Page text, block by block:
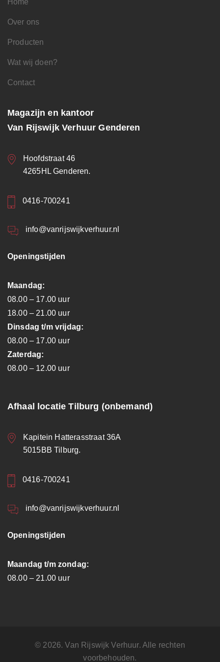
Over ons
Producten
Wat wij doen?
Contact
Magazijn en kantoor
Van Rijswijk Verhuur Genderen
Hoofdstraat 46
4265HL Genderen.
0416-700241
info@vanrijswijkverhuur.nl
Openingstijden
Maandag:
08.00 – 17.00 uur
18.00 – 21.00 uur
Dinsdag t/m vrijdag:
08.00 – 17.00 uur
Zaterdag:
08.00 – 12.00 uur
Afhaal locatie Tilburg (onbemand)
Kapitein Hatterasstraat 36A
5015BB Tilburg.
0416-700241
info@vanrijswijkverhuur.nl
Openingstijden
Maandag t/m zondag:
08.00 – 21.00 uur
© 2026. Van Rijswijk Verhuur. Alle rechten
voorbehouden.